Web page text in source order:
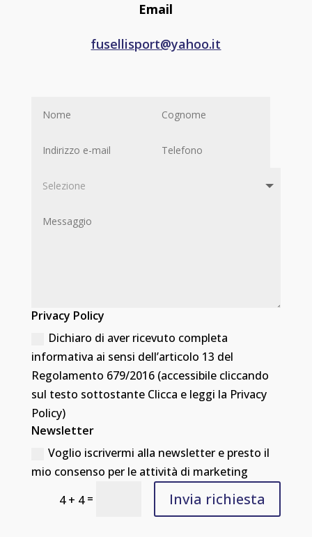
Email
fusellisport@yahoo.it
Privacy Policy
Dichiaro di aver ricevuto completa
informativa ai sensi dell’articolo 13 del
Regolamento 679/2016 (accessibile cliccando
sul testo sottostante Clicca e leggi la Privacy
Policy)
Newsletter
Voglio iscrivermi alla newsletter e presto il
mio consenso per le attività di marketing
4 + 4= Invia richiesta